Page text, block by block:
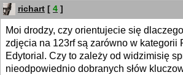
richart [ 4 ]
Moi drodzy, czy orientujecie się
zdjęcia na 123rf są zarówno w kategorii
Edytorial. Czy to zależy od widzimisię
nieodpowiednio dobranych słów